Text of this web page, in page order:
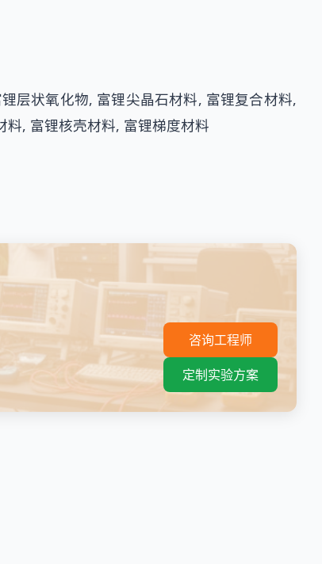
层状氧化物, 富锂尖晶石材料, 富锂复合材料,
, 富锂核壳材料, 富锂梯度材料
咨询工程师
定制实验方案